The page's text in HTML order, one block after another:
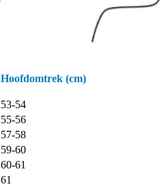
Hoofdomtrek (cm)
53-54
55-56
57-58
59-60
60-61
61